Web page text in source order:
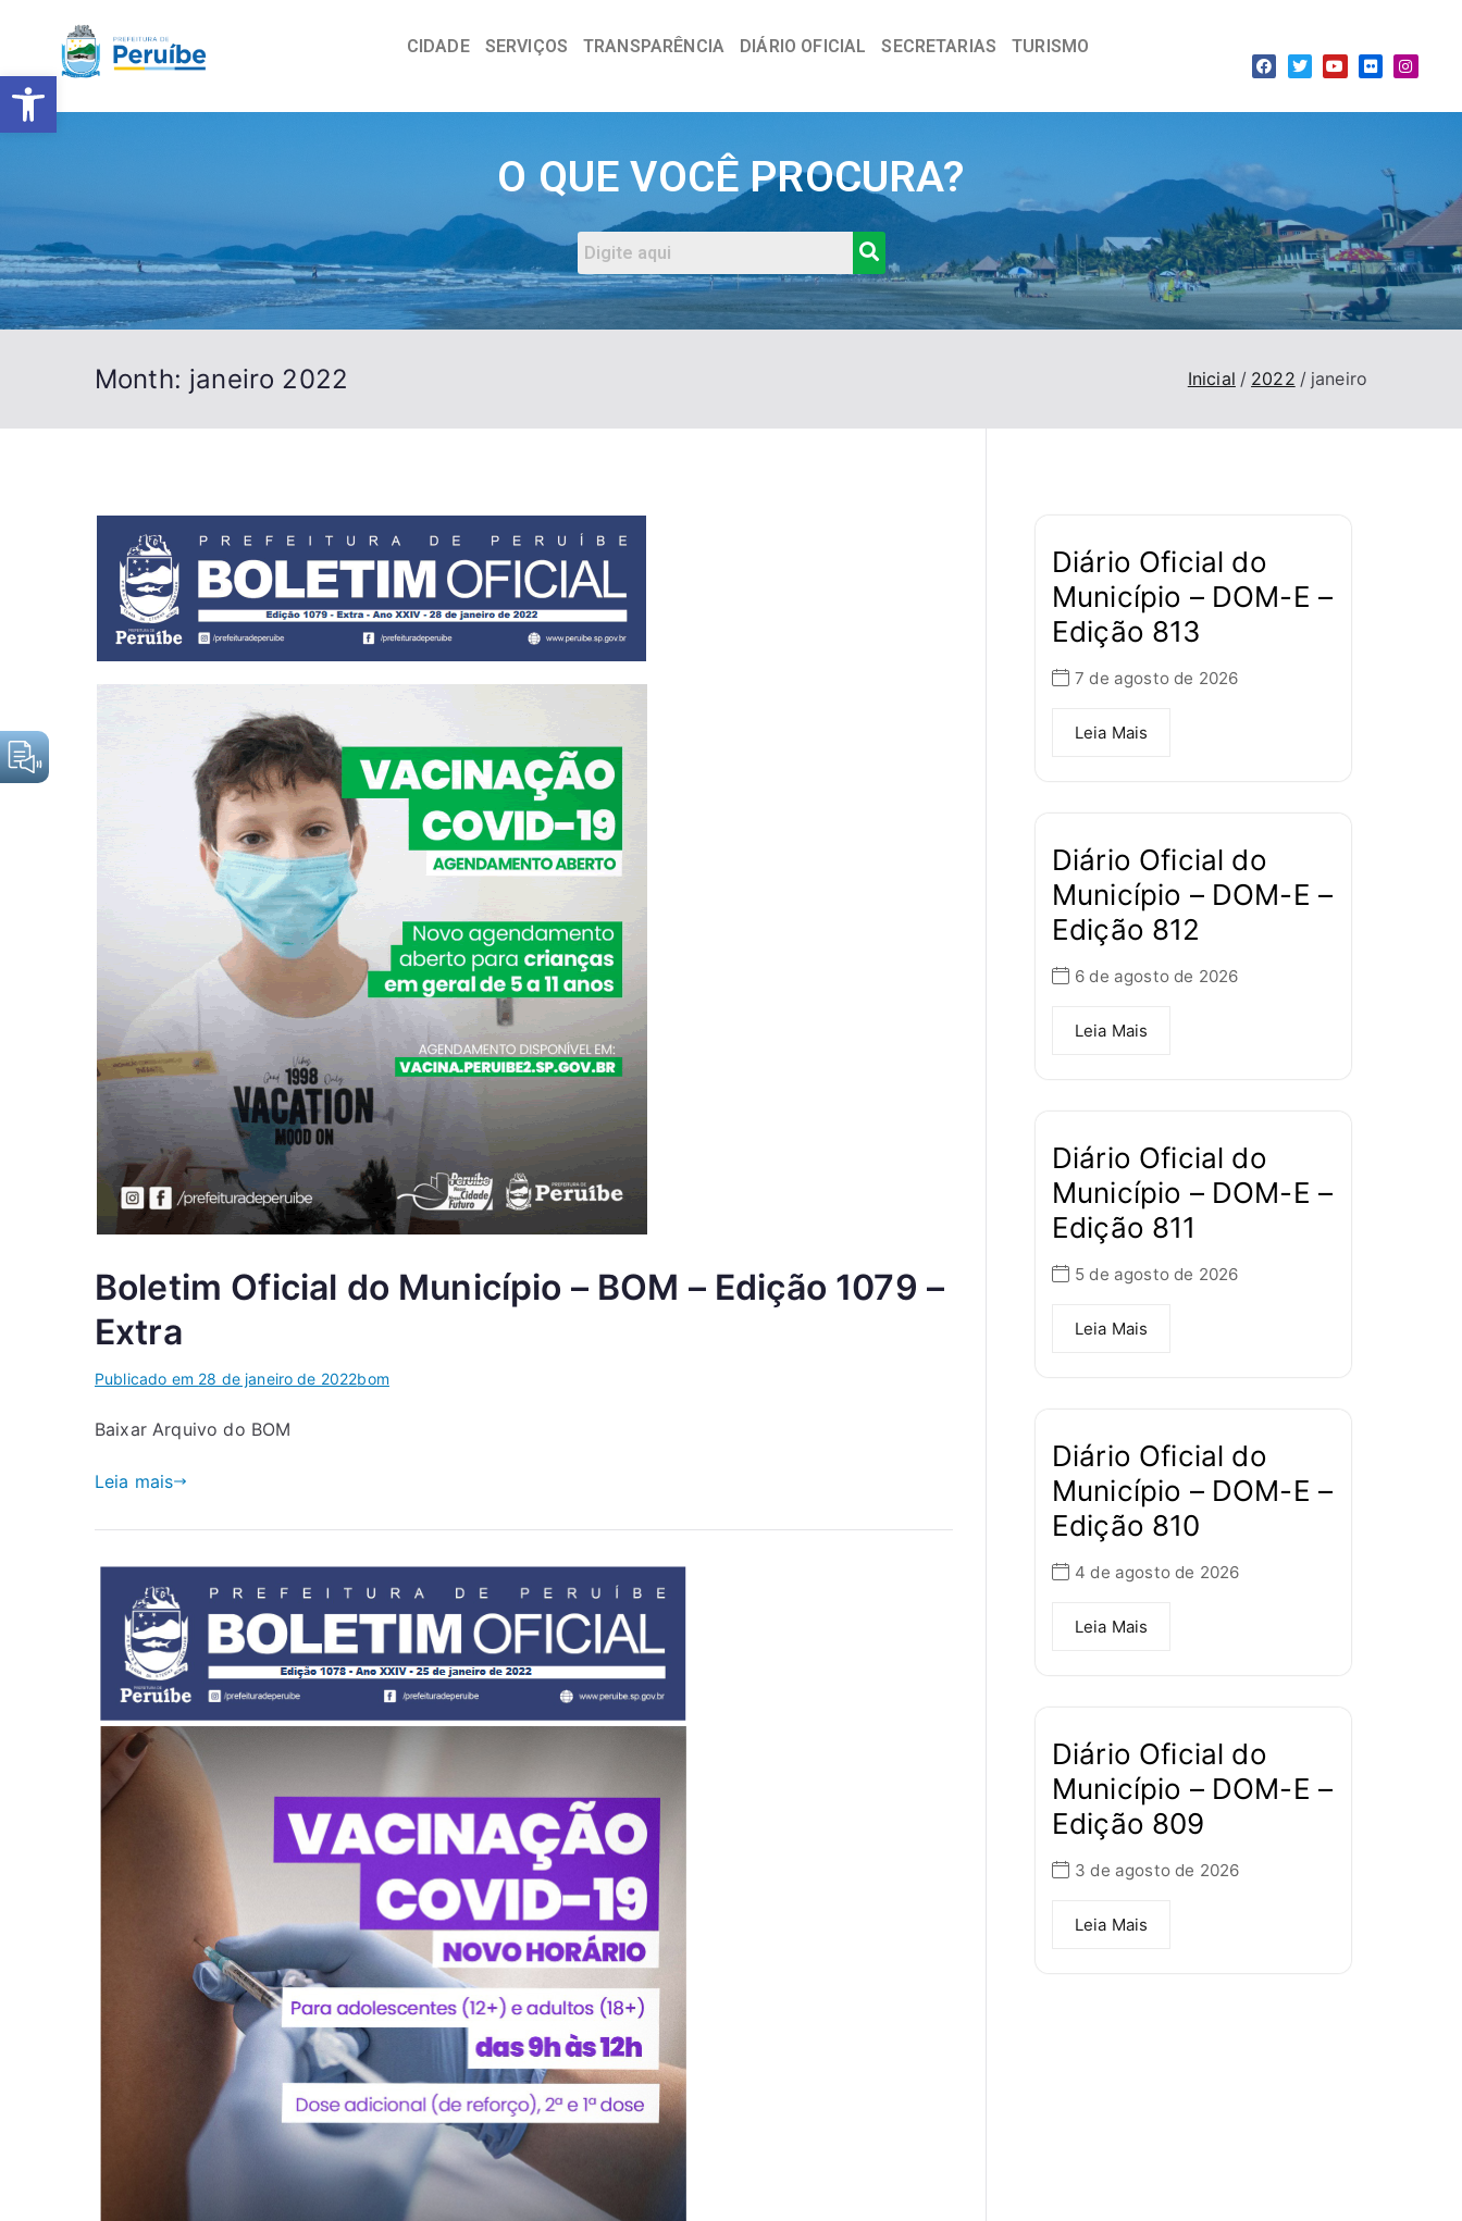
Barra de Ferramentas Aberta
CIDADE SERVIÇOS TRANSPARÊNCIA DIÁRIO OFICIAL SECRETARIAS TURISMO
O QUE VOCÊ PROCURA?
Month: janeiro 2022 Inicial 2022 janeiro
Boletim Oficial do Município – BOM – Edição 1079 –
Extra
Publicado em 28 de janeiro de 2022bom
Baixar Arquivo do BOM
Leia mais
Diário Oficial do
Município – DOM-E –
Edição 813
7 de agosto de 2026
Leia Mais
Diário Oficial do
Município – DOM-E –
Edição 812
6 de agosto de 2026
Leia Mais
Diário Oficial do
Município – DOM-E –
Edição 811
5 de agosto de 2026
Leia Mais
Diário Oficial do
Município – DOM-E –
Edição 810
4 de agosto de 2026
Leia Mais
Diário Oficial do
Município – DOM-E –
Edição 809
3 de agosto de 2026
Leia Mais